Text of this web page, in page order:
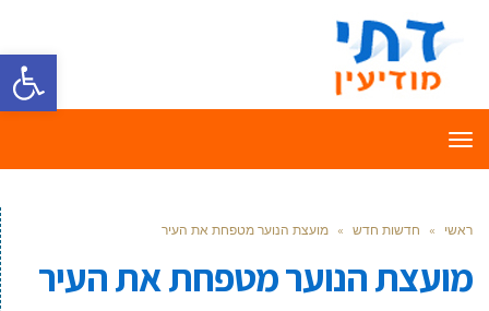
פתח
תפריט
ראשי » חדשות חדש » מועצת הנוער מטפחת את העיר
מועצת הנוער מטפחת את העיר